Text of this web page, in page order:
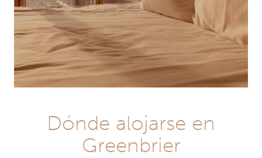
Dónde alojarse en
Greenbrier